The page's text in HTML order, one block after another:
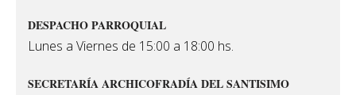
DESPACHO PARROQUIAL
Lunes a Viernes de 15:00 a 18:00 hs.
SECRETARÍA ARCHICOFRADÍA DEL SANTISIMO